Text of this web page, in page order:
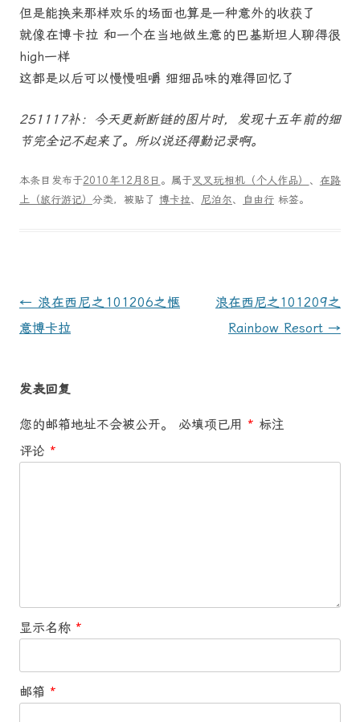
但是能换来那样欢乐的场面也算是一种意外的收获了
就像在博卡拉 和一个在当地做生意的巴基斯坦人聊得很
high一样
这都是以后可以慢慢咀嚼 细细品味的难得回忆了
251117补：今天更新断链的图片时，发现十五年前的细
节完全记不起来了。所以说还得勤记录啊。
本条目发布于2010年12月8日 。属于叉叉玩相机（个人作品） 、 在路
上（旅行游记） 分类，被贴了 博卡拉、 尼泊尔、 自由行 标签。
文
章
航
← 浪在西尼之101206之惬
意博卡拉
浪在西尼之101209之
Rainbow Resort →
发表回复
您的邮箱地址不会被公开。 必填项已用 * 标注
评论 *
显示名称 *
邮箱 *